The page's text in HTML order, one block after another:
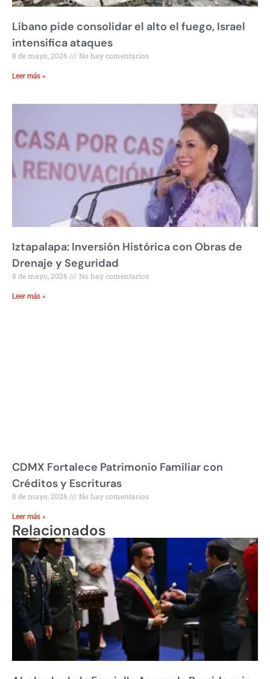
Líbano pide consolidar el alto el fuego, Israel
intensifica ataques
8 de mayo, 2026 No hay comentarios
Leer más »
Iztapalapa: Inversión Histórica con Obras de
Drenaje y Seguridad
8 de mayo, 2026 No hay comentarios
Leer más »
CDMX Fortalece Patrimonio Familiar con
Créditos y Escrituras
8 de mayo, 2026 No hay comentarios
Leer más »
Relacionados